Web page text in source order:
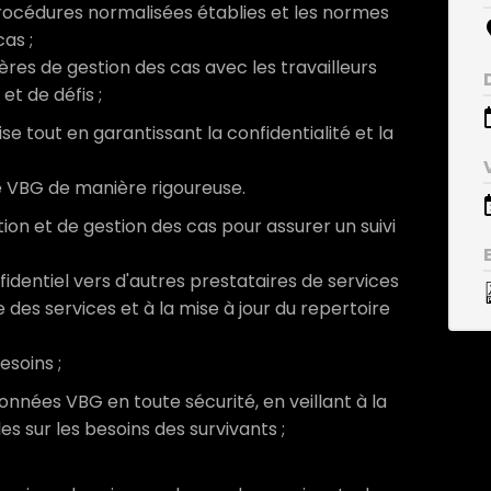
normalisées établies et les normes
;
de gestion des cas avec les travailleurs
de défis ;
tout en garantissant la confidentialité et la
de manière rigoureuse.
et de gestion des cas pour assurer un suivi
vers d'autres prestataires de services
services et à la mise à jour du repertoire
;
VBG en toute sécurité, en veillant à la
sur les besoins des survivants ;